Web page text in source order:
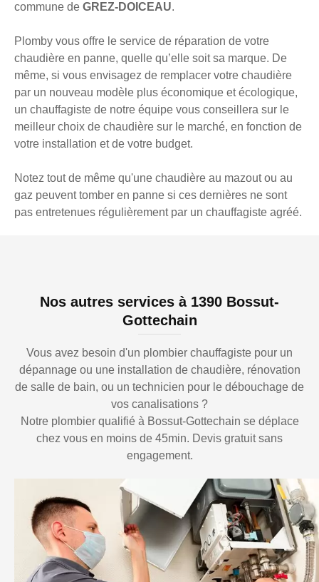
commune de GREZ-DOICEAU.
Plomby vous offre le service de réparation de votre
chaudière en panne, quelle qu’elle soit sa marque. De
même, si vous envisagez de remplacer votre chaudière
par un nouveau modèle plus économique et écologique,
un chauffagiste de notre équipe vous conseillera sur le
meilleur choix de chaudière sur le marché, en fonction de
votre installation et de votre budget.
Notez tout de même qu'une chaudière au mazout ou au
gaz peuvent tomber en panne si ces dernières ne sont
pas entretenues régulièrement par un chauffagiste agréé.
Nos autres services à 1390 Bossut-
Gottechain
Vous avez besoin d'un plombier chauffagiste pour un
dépannage ou une installation de chaudière, rénovation
de salle de bain, ou un technicien pour le débouchage de
vos canalisations ?
Notre plombier qualifié à Bossut-Gottechain se déplace
chez vous en moins de 45min. Devis gratuit sans
engagement.